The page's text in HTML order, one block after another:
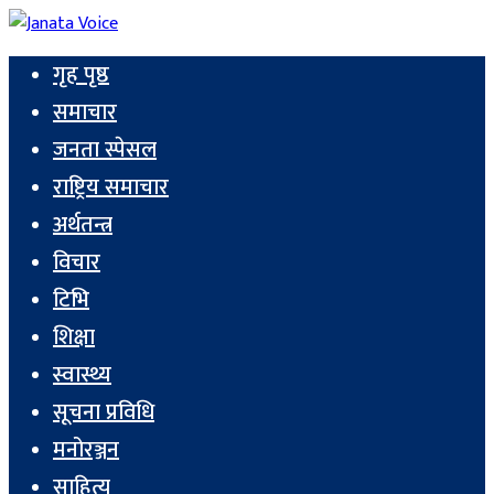
गृह पृष्ठ
समाचार
जनता स्पेसल
राष्ट्रिय समाचार
अर्थतन्त्र
विचार
टिभि
शिक्षा
स्वास्थ्य
सूचना प्रविधि
मनोरञ्जन